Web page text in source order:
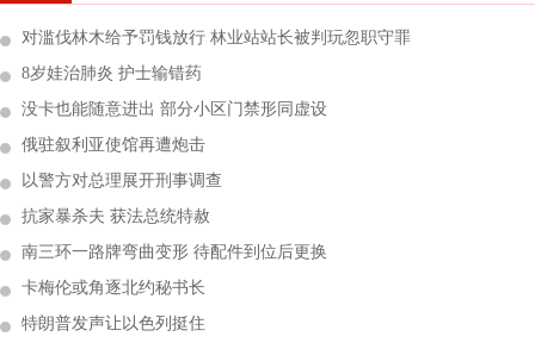
对滥伐林木给予罚钱放行 林业站站长被判玩忽职守罪
8岁娃治肺炎 护士输错药
没卡也能随意进出 部分小区门禁形同虚设
俄驻叙利亚使馆再遭炮击
以警方对总理展开刑事调查
抗家暴杀夫 获法总统特赦
南三环一路牌弯曲变形 待配件到位后更换
卡梅伦或角逐北约秘书长
特朗普发声让以色列挺住